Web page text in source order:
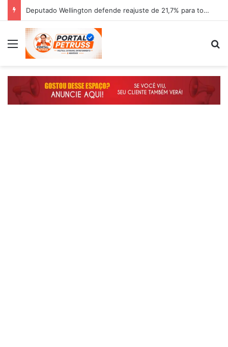
Deputado Wellington defende reajuste de 21,7% para todos os servidores públicos e aposentados do Maranhão
Menu